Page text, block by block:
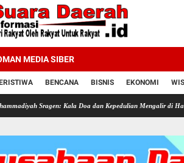
MEDIA SIBER
BENCANA BISNIS EKONOMI
Kala Doa dan Kepedulian Mengalir di Hari Jadi Bahlil